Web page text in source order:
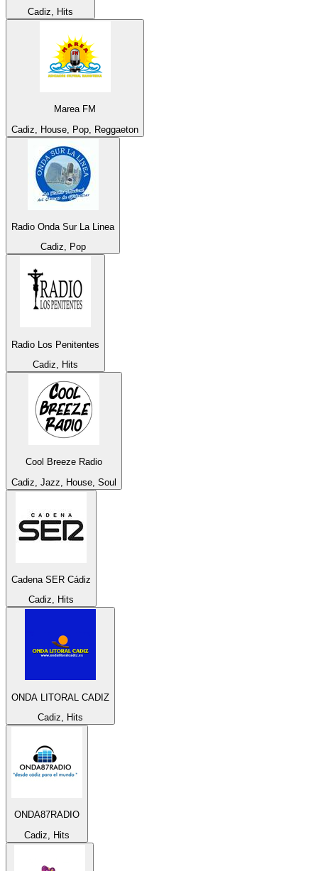
Cadiz, Hits
Marea FM
Cadiz, House, Pop, Reggaeton
Radio Onda Sur La Linea
Cadiz, Pop
Radio Los Penitentes
Cadiz, Hits
Cool Breeze Radio
Cadiz, Jazz, House, Soul
Cadena SER Cádiz
Cadiz, Hits
ONDA LITORAL CADIZ
Cadiz, Hits
ONDA87RADIO
Cadiz, Hits